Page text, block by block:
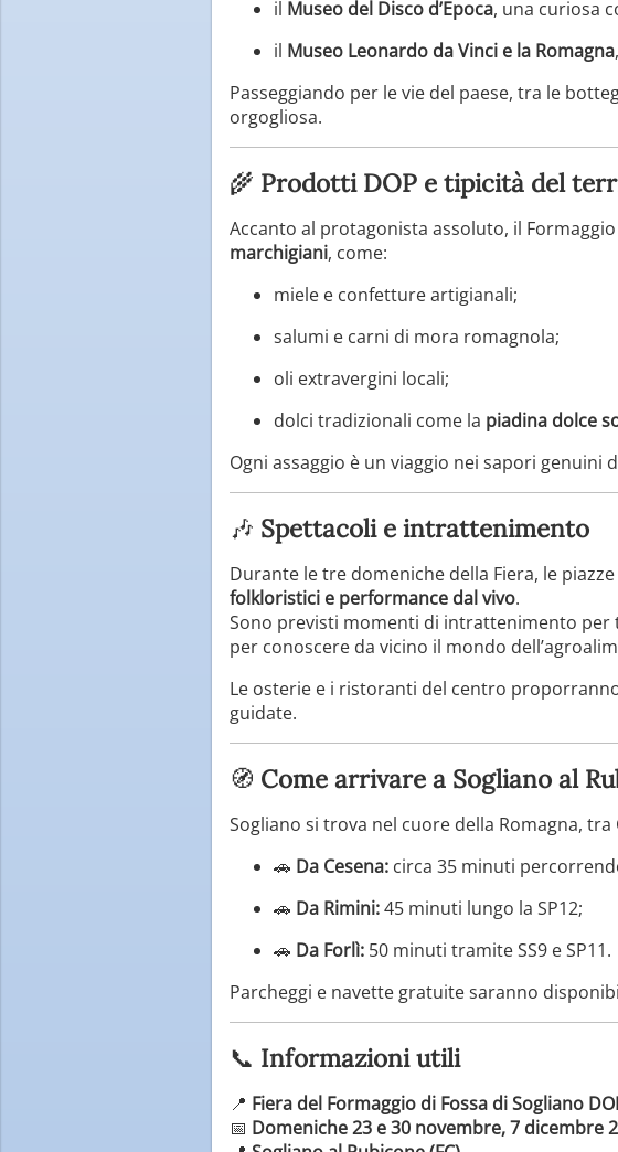
il Museo del Disco d’Epoca, una curiosa
il Museo Leonardo da Vinci e la Romagna
Passeggiando per le vie del paese, tra le
orgogliosa.
🌾 Prodotti DOP e tipicità del
Accanto al protagonista assoluto, il
marchigiani, come:
miele e confetture artigianali;
salumi e carni di mora romagnola;
oli extravergini locali;
dolci tradizionali come la piadina dolce
Ogni assaggio è un viaggio nei sapori genuini
🎶 Spettacoli e intrattenimento
Durante le tre domeniche della Fiera, le
folkloristici e performance dal vivo.
Sono previsti momenti di intrattenimento
per conoscere da vicino il mondo
Le osterie e i ristoranti del centro
guidate.
🧭 Come arrivare a Sogliano al
Sogliano si trova nel cuore della Romagna,
🚗 Da Cesena: circa 35 minuti
🚗 Da Rimini:45 minuti lungo la SP12;
🚗 Da Forlì: 50 minuti tramite SS9 e SP11.
Parcheggi e navette gratuite saranno
📞 Informazioni utili
📍 Fiera del Formaggio di Fossa di Sogliano
📅 Domeniche 23 e 30 novembre, 7 dicembre